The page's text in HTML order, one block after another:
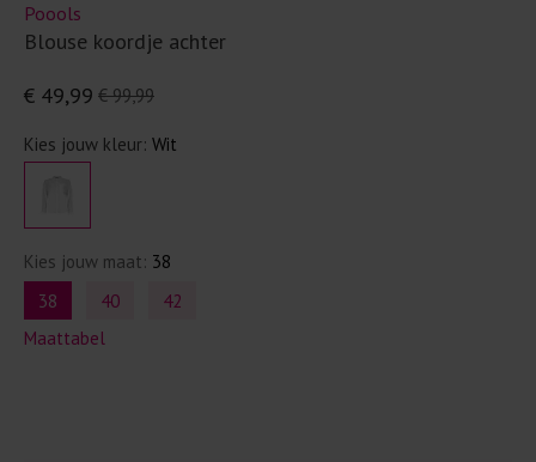
Poools
Blouse koordje achter
€ 99,99
€ 49,99
Kies jouw kleur: Wit
Kies jouw maat: 38
38
40
42
Maattabel